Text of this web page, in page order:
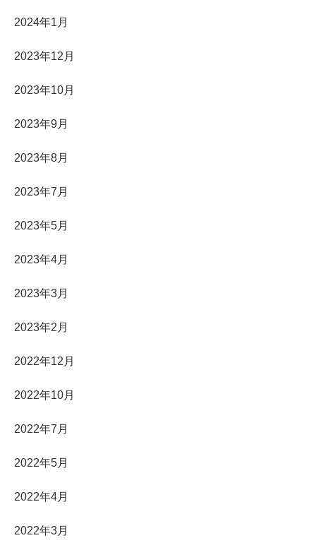
2024年1月
2023年12月
2023年10月
2023年9月
2023年8月
2023年7月
2023年5月
2023年4月
2023年3月
2023年2月
2022年12月
2022年10月
2022年7月
2022年5月
2022年4月
2022年3月